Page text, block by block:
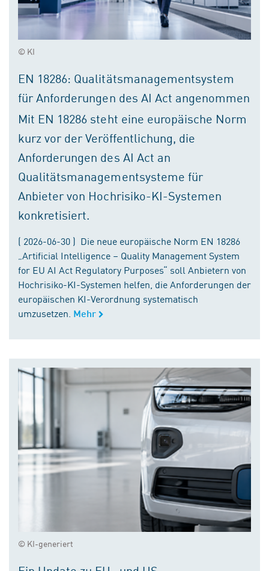
© KI
EN 18286: Qualitätsmanagementsystem
für Anforderungen des AI Act angenommen
Mit EN 18286 steht eine europäische Norm
kurz vor der Veröffentlichung, die
Anforderungen des AI Act an
Qualitätsmanagementsysteme für
Anbieter von Hochrisiko-KI-Systemen
konkretisiert.
( 2026-06-30 ) Die neue europäische Norm EN 18286
„Artificial Intelligence – Quality Management System
for EU AI Act Regulatory Purposes“ soll Anbietern von
Hochrisiko-KI-Systemen helfen, die Anforderungen der
europäischen KI-Verordnung systematisch
umzusetzen. Mehr
© KI-generiert